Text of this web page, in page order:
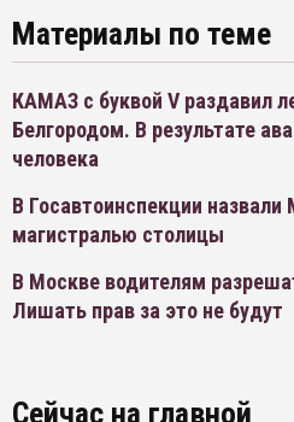
Материалы по теме
КАМАЗ с буквой V раздавил
Белгородом. В результате
человека
В Госавтоинспекции
магистралью столицы
В Москве водителям
Лишать прав за это не будут
Сейчас на главной